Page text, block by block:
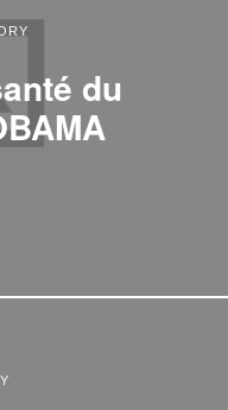
du